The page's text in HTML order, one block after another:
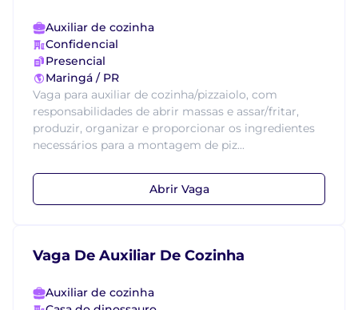
Auxiliar de cozinha
Confidencial
Presencial
Maringá / PR
Vaga para auxiliar de cozinha/pizzaiolo, com
responsabilidades de abrir massas e assar/fritar,
produzir, organizar e proporcionar os ingredientes
necessários para a montagem de piz...
Abrir Vaga
Vaga De Auxiliar De Cozinha
Auxiliar de cozinha